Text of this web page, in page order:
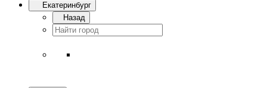
Екатеринбург
Назад